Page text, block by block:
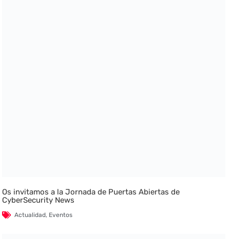
Os invitamos a la Jornada de Puertas Abiertas de
CyberSecurity News
Actualidad, Eventos